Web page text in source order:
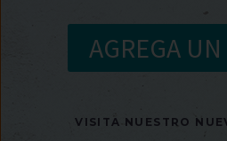
AGREGA
VISITA NUESTRO